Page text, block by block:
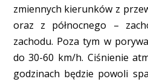
zmiennych kierunków z
oraz z północnego –
zachodu. Poza tym w
do 30-60 km/h. Ciśnienie
godzinach będzie powoli